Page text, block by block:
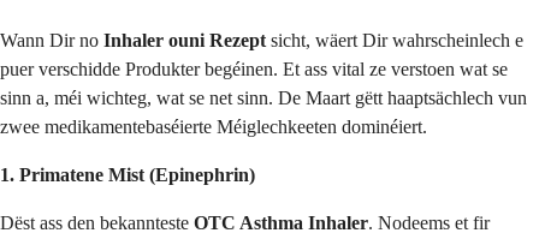
Wann Dir no Inhaler ouni Rezept sicht, wäert Dir wahrscheinlech e
puer verschidde Produkter begéinen. Et ass vital ze verstoen wat se
sinn a, méi wichteg, wat se net sinn. De Maart gëtt haaptsächlech vun
zwee medikamentebaséierte Méiglechkeeten dominéiert.
1. Primatene Mist (Epinephrin)
Dëst ass den bekannteste OTC Asthma Inhaler. Nodeems et fir